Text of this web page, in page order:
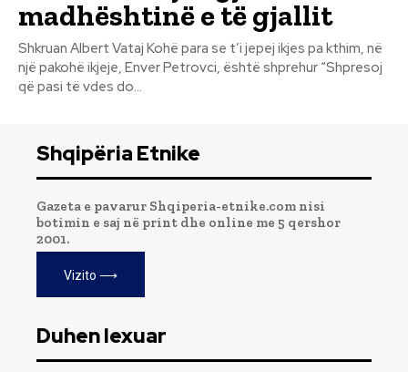
madhështinë e të gjallit
Shkruan Albert Vataj Kohë para se t’i jepej ikjes pa kthim, në
një pakohë ikjeje, Enver Petrovci, është shprehur “Shpresoj
që pasi të vdes do...
Shqipëria Etnike
Gazeta e pavarur Shqiperia-etnike.com nisi
botimin e saj në print dhe online me 5 qershor
2001.
Vizito ⟶
Duhen lexuar